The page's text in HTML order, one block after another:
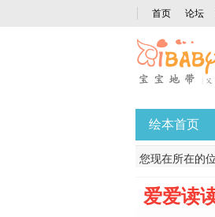
首页 论坛
绘本首页
您现在所在的
爱爱读